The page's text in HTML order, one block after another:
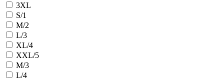
3XL
S/1
M/2
L/3
XL/4
XXL/5
M/3
L/4